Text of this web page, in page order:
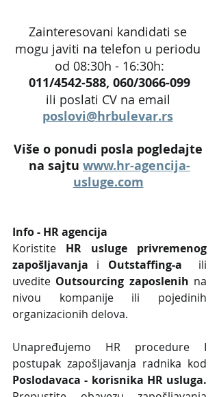
Zainteresovani kandidati se
mogu javiti na telefon u periodu
od 08:30h - 16:30h:
011/4542-588, 060/3066-099
ili poslati CV na email
poslovi@hrbulevar.rs
Više o ponudi posla pogledajte
na sajtu www.hr-agencija-
usluge.com
Info - HR agencija
Koristite HR usluge privremenog
zapošljavanja i Outstaffing-a
  ili
uvedite Outsourcing zaposlenih na
nivou kompanije ili pojedinih
organizacionih delova.
Unapređujemo HR procedure I